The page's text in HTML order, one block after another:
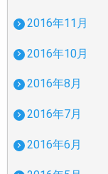
2016年11月
2016年10月
2016年8月
2016年7月
2016年6月